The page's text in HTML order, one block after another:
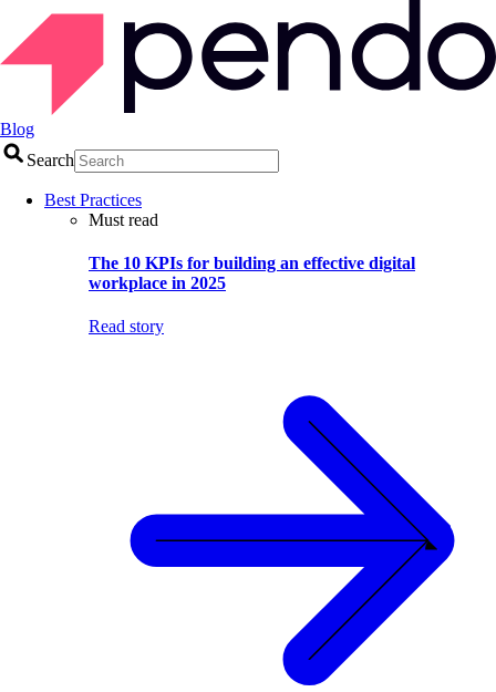
Blog
Search
Best Practices
Must read
The 10 KPIs for building an effective digital
workplace in 2025
Read story